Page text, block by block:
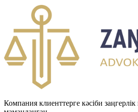
туралы
Компания клиенттерге кәсіби